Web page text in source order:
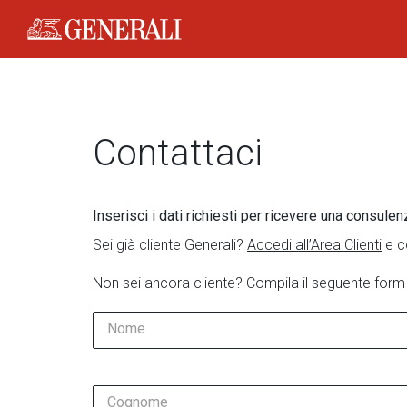
Generali Logo
Contattaci
Inserisci i dati richiesti per ricevere una
Sei già cliente Generali? Accedi all’Area Clienti e
Non sei ancora cliente? Compila il seguente form
Nome
Cognome